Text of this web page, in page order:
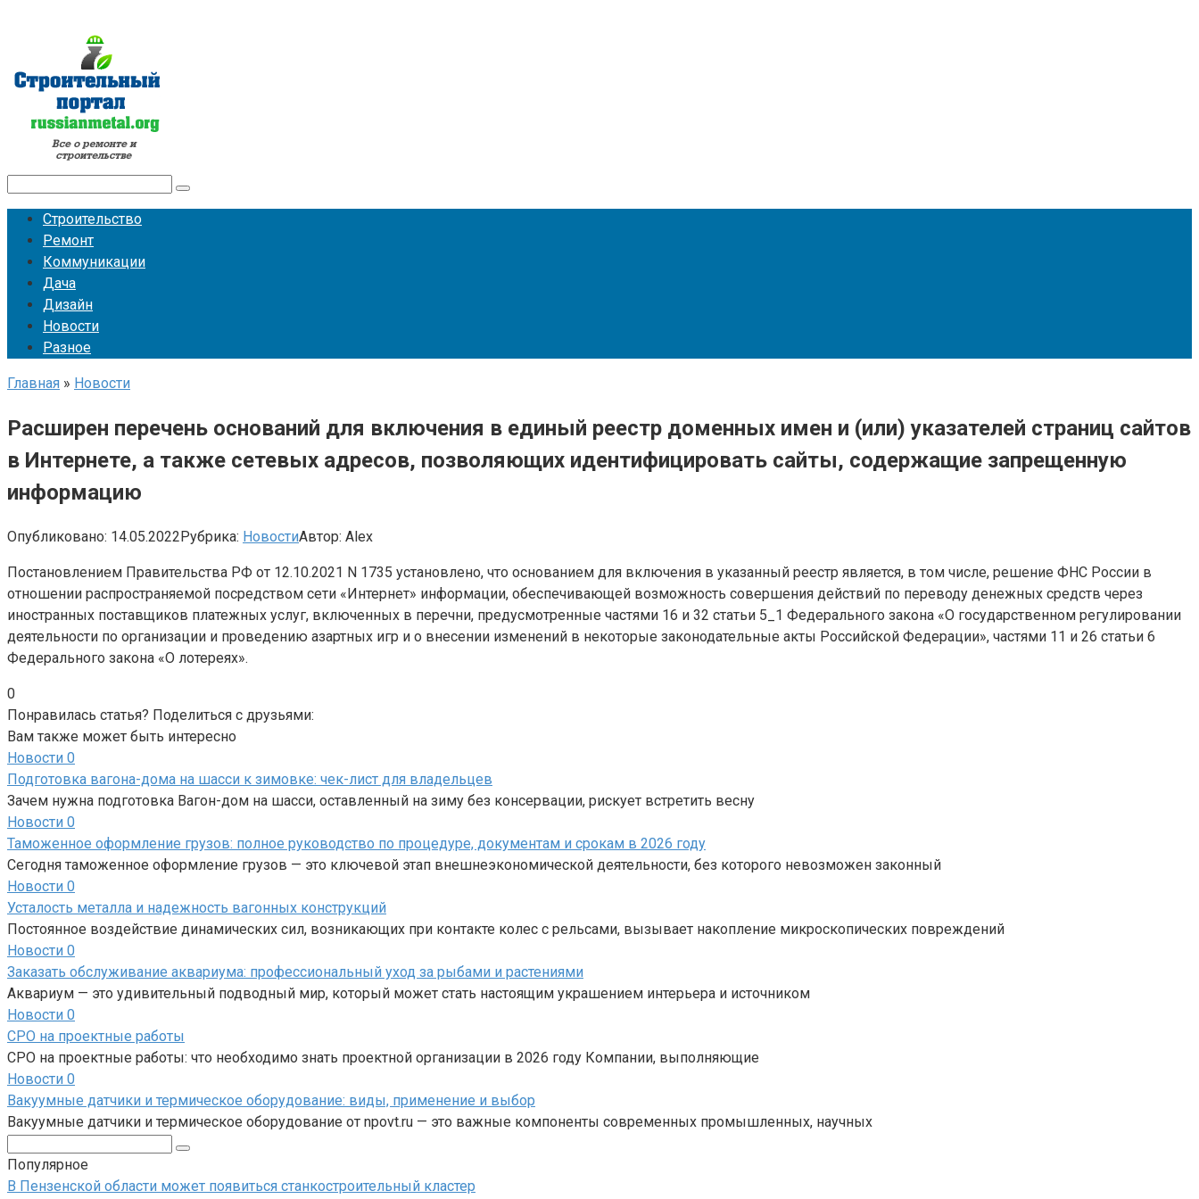
Строительство
Ремонт
Коммуникации
Дача
Дизайн
Новости
Разное
Главная » Новости
Расширен перечень оснований для включения в единый реестр доменных имен и (или) указателей страниц сайтов
в Интернете, а также сетевых адресов, позволяющих идентифицировать сайты, содержащие запрещенную
информацию
Опубликовано: 14.05.2022Рубрика: НовостиАвтор: Alex
Постановлением Правительства РФ от 12.10.2021 N 1735 установлено, что основанием для включения в указанный реестр является, в том числе, решение ФНС России в
отношении распространяемой посредством сети «Интернет» информации, обеспечивающей возможность совершения действий по переводу денежных средств через
иностранных поставщиков платежных услуг, включенных в перечни, предусмотренные частями 16 и 32 статьи 5_1 Федерального закона «О государственном регулировании
деятельности по организации и проведению азартных игр и о внесении изменений в некоторые законодательные акты Российской Федерации», частями 11 и 26 статьи 6
Федерального закона «О лотереях».
0
Понравилась статья? Поделиться с друзьями:
Вам также может быть интересно
Новости 0
Подготовка вагона-дома на шасси к зимовке: чек-лист для владельцев
Зачем нужна подготовка Вагон-дом на шасси, оставленный на зиму без консервации, рискует встретить весну
Новости 0
Таможенное оформление грузов: полное руководство по процедуре, документам и срокам в 2026 году
Сегодня таможенное оформление грузов — это ключевой этап внешнеэкономической деятельности, без которого невозможен законный
Новости 0
Усталость металла и надежность вагонных конструкций
Постоянное воздействие динамических сил, возникающих при контакте колес с рельсами, вызывает накопление микроскопических повреждений
Новости 0
Заказать обслуживание аквариума: профессиональный уход за рыбами и растениями
Аквариум — это удивительный подводный мир, который может стать настоящим украшением интерьера и источником
Новости 0
СРО на проектные работы
СРО на проектные работы: что необходимо знать проектной организации в 2026 году Компании, выполняющие
Новости 0
Вакуумные датчики и термическое оборудование: виды, применение и выбор
Вакуумные датчики и термическое оборудование от npovt.ru — это важные компоненты современных промышленных, научных
Популярное
В Пензенской области может появиться станкостроительный кластер